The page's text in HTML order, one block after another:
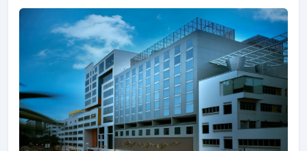
untuk kenikmatan para tamu. Setiap kamar
didesain dengan elegan dan dilengkapi dengan
fasilitas yang berguna. Hotel ini menawarkan
berbagai pilihan rekreasi. Staf yang ramah, fasilitas
yang istimewa dan dekat dengan semua yang
Singapura tawarkan, merupakan tiga alasan utama
Anda untuk menginap di Strand Hotel.